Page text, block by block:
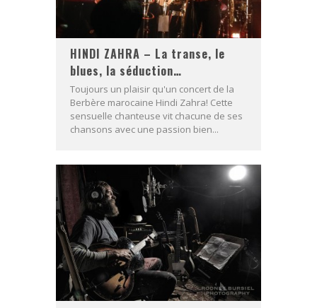
HINDI ZAHRA – La transe, le
blues, la séduction…
Toujours un plaisir qu'un concert de la
Berbère marocaine Hindi Zahra! Cette
sensuelle chanteuse vit chacune de ses
chansons avec une passion bien...